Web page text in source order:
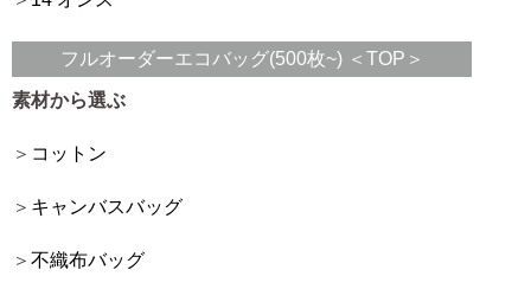
フルオーダーエコバッグ(500枚~) ＜TOP＞
素材から選ぶ
コットン
キャンバスバッグ
不織布バッグ